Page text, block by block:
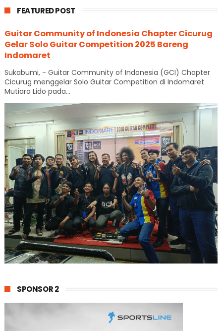
FEATURED POST
Guitar Community of Indonesia Chapter Cicurug
Gelar Solo Guitar Competition 2025 Bareng
Indomaret
Sukabumi, - Guitar Community of Indonesia (GCI) Chapter
Cicurug menggelar Solo Guitar Competition di Indomaret
Mutiara Lido pada...
SPONSOR 2